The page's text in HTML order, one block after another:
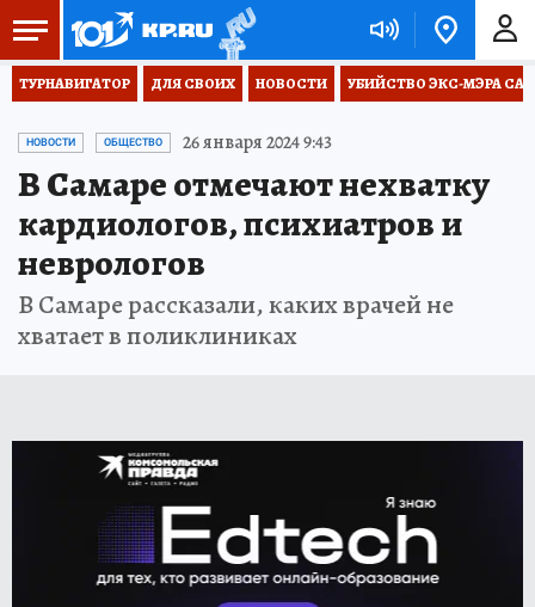
ТУРНАВИГАТОР ДЛЯ СВОИХ НОВОСТИ УБИЙСТВО ЭКС-МЭРА
НОВОСТИ ОБЩЕСТВО 26 января 2024 9:43
В Самаре отмечают нехватку
кардиологов, психиатров и
неврологов
В Самаре рассказали, каких врачей не
хватает в поликлиниках